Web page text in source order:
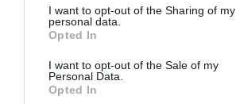
I want to opt-out of the Sharing of my
personal data.
Opted In
I want to opt-out of the Sale of my
Personal Data.
Opted In